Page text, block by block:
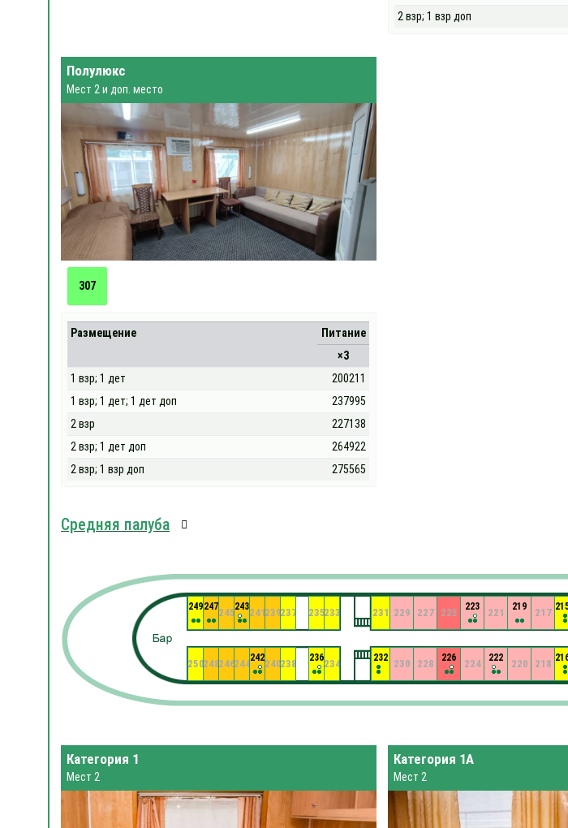
2 взр; 1 взр доп
Полулюкс
Мест 2 и доп. место
307
Размещение
Питание
×3
1 взр; 1 дет
200211
1 взр; 1 дет; 1 дет доп
237995
2 взр
227138
2 взр; 1 дет доп
264922
2 взр; 1 взр доп
275565
Средняя палуба
217
218
219
220
221
222
223
224
225
226
227
228
229
230
231
232
233
234
235
236
237
238
239
240
241
242
243
244
245
246
247
248
249
250
Категория 1
Мест 2
Категория 1А
Мест 2